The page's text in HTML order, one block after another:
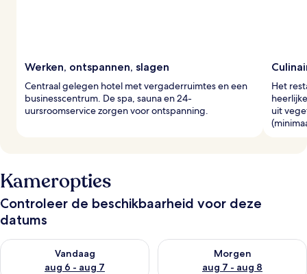
Werken, ontspannen, slagen
Centraal gelegen hotel met vergaderruimtes en een
businesscentrum. De spa, sauna en 24-
uursroomservice zorgen voor ontspanning.
Het
uit
Kameropties
Controleer de beschikbaarheid voor deze
datums
Vandaag
aug 6 - aug 7
De beschikbaarheid controleren voor vanavond aug 6 - aug 7
Morgen
aug 7 - aug 8
De beschikbaarheid